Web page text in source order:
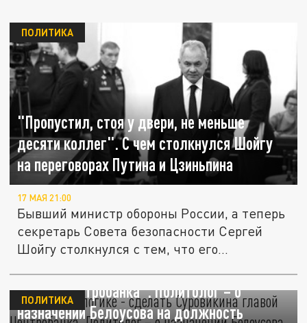
"Пропустил, стоя у двери, не меньше
десяти коллег". С чем столкнулся Шойгу
на переговорах Путина и Цзиньпина
ПОЛИТИКА
17 МАЯ 21:00
Бывший министр обороны России, а теперь
секретарь Совета безопасности Сергей
Шойгу столкнулся с тем, что его...
"Дальше по логике - сделать Суровикина
главой Центробанка". Политолог – о
назначении Белоусова на должность
ПОЛИТИКА